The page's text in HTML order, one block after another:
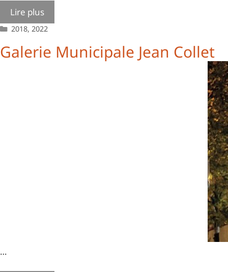
Lire plus
Catégories
2018, 2022
Galerie Municipale Jean Collet
…